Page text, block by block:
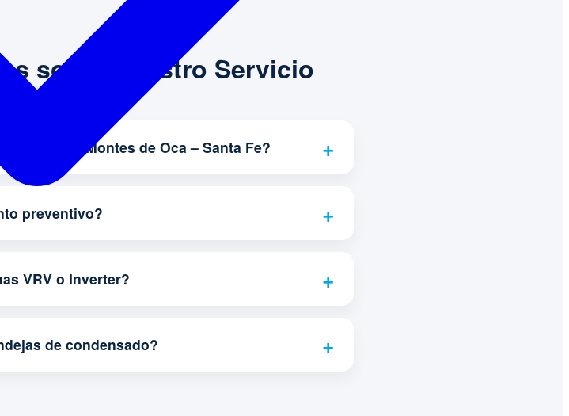
sobre nuestro Servicio
en Montes de Oca – Santa Fe?
preventivo?
VRV o Inverter?
de condensado?